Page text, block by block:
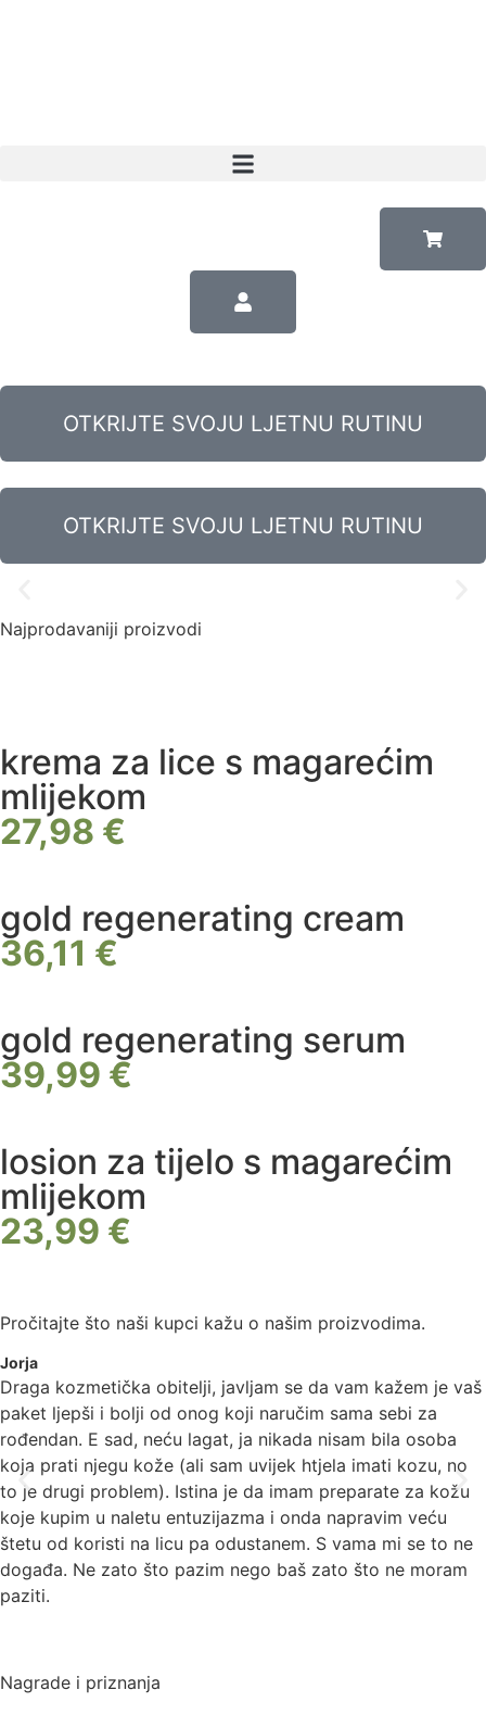
OTKRIJTE SVOJU LJETNU RUTINU
OTKRIJTE SVOJU LJETNU RUTINU
Quiet Luxury
Od netaknute prirode, preko naših stručnih ruku do tvoje
Najprodavaniji proizvodi
krema za lice s magarećim
mlijekom
27,98 €
gold regenerating cream
36,11 €
gold regenerating serum
39,99 €
losion za tijelo s magarećim
mlijekom
23,99 €
Pročitajte što naši kupci kažu o našim proizvodima.
Jorja
Draga kozmetička obitelji, javljam se da vam kažem je vaš
paket ljepši i bolji od onog koji naručim sama sebi za
rođendan. E sad, neću lagat, ja nikada nisam bila osoba
koja prati njegu kože (ali sam uvijek htjela imati kozu, no
to je drugi problem). Istina je da imam preparate za kožu
koje kupim u naletu entuzijazma i onda napravim veću
štetu od koristi na licu pa odustanem. S vama mi se to ne
događa. Ne zato što pazim nego baš zato što ne moram
paziti.
Nagrade i priznanja